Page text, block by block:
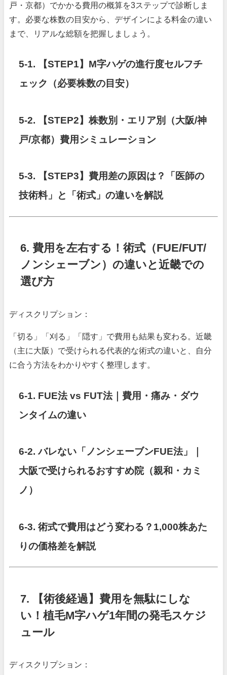
戸・京都）でかかる費用の概算を3ステップで診断しま
す。必要な株数の目安から、デザインによる料金の違い
まで、リアルな総額を把握しましょう。
5-1. 【STEP1】M字ハゲの進行度セルフチ
ェック（必要株数の目安）
5-2. 【STEP2】株数別・エリア別（大阪/神
戸/京都）費用シミュレーション
5-3. 【STEP3】費用差の原因は？「医師の
技術料」と「術式」の違いを解説
6. 費用を左右する！術式（FUE/FUT/
ノンシェーブン）の違いと近畿での
選び方
ディスクリプション：
「切る」「刈る」「隠す」で費用も結果も変わる。近畿
（主に大阪）で受けられる代表的な術式の違いと、自分
に合う方法をわかりやすく整理します。
6-1. FUE法 vs FUT法｜費用・痛み・ダウ
ンタイムの違い
6-2. バレない「ノンシェーブンFUE法」｜
大阪で受けられるおすすめ院（親和・カミ
ノ）
6-3. 術式で費用はどう変わる？1,000株あた
りの価格差を解説
7. 【術後経過】費用を無駄にしな
い！植毛M字ハゲ1年間の発毛スケジ
ュール
ディスクリプション：